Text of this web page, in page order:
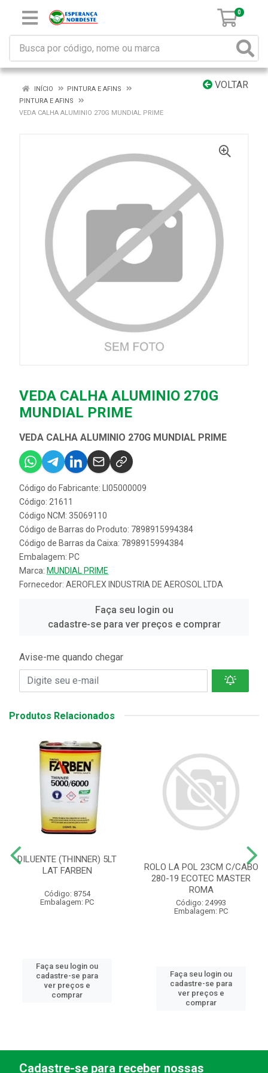
0
VOLTAR
INÍCIO
PINTURA E AFINS
PINTURA E AFINS
VEDA CALHA ALUMINIO 270G MUNDIAL PRIME
VEDA CALHA ALUMINIO 270G
MUNDIAL PRIME
VEDA CALHA ALUMINIO 270G MUNDIAL PRIME
Código do Fabricante: LI05000009
Código: 21611
Código NCM: 35069110
Código de Barras do Produto: 7898915994384
Código de Barras da Caixa: 7898915994384
Embalagem: PC
Marca: MUNDIAL PRIME
Fornecedor: AEROFLEX INDUSTRIA DE AEROSOL LTDA
Faça seu login ou
cadastre-se para ver preços e comprar
Avise-me quando chegar
Produtos Relacionados
DILUENTE (THINNER) 5LT
LAT FARBEN
Código: 8754
Embalagem: PC
Faça seu login ou
cadastre-se para
ver preços e
comprar
ROLO LA POL 23CM C/CABO
280-19 ECOTEC MASTER
ROMA
Código: 24993
Embalagem: PC
Faça seu login ou
cadastre-se para
ver preços e
comprar
Cadastre-se para receber nossas